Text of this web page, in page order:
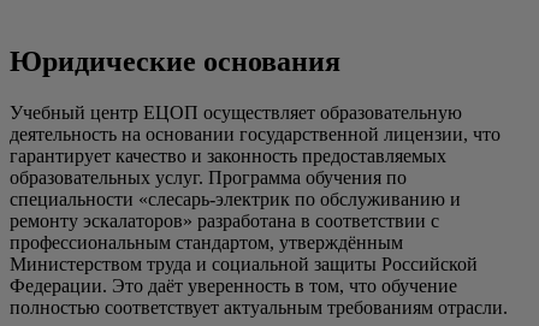
Юридические основания
Учебный центр ЕЦОП осуществляет образовательную
деятельность на основании государственной лицензии, что
гарантирует качество и законность предоставляемых
образовательных услуг. Программа обучения по
специальности «слесарь-электрик по обслуживанию и
ремонту эскалаторов» разработана в соответствии с
профессиональным стандартом, утверждённым
Министерством труда и социальной защиты Российской
Федерации. Это даёт уверенность в том, что обучение
полностью соответствует актуальным требованиям отрасли.